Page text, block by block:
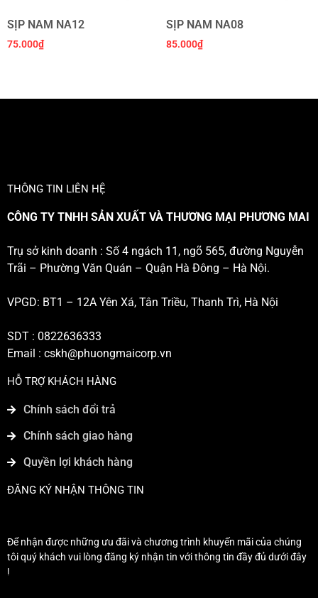
SỊP NAM NA12
75.000₫
SỊP NAM NA08
85.000₫
THÔNG TIN LIÊN HỆ
CÔNG TY TNHH SẢN XUẤT VÀ THƯƠNG MẠI PHƯƠNG MAI
Trụ sở kinh doanh : Số 4 ngách 11, ngõ 565, đường Nguyễn
Trãi – Phường Văn Quán – Quận Hà Đông – Hà Nội.
VPGD: BT1 – 12A Yên Xá, Tân Triều, Thanh Trì, Hà Nội
SDT : 0822636333
Email : cskh@phuongmaicorp.vn
HỖ TRỢ KHÁCH HÀNG
Chính sách đổi trả
Chính sách giao hàng
Quyền lợi khách hàng
ĐĂNG KÝ NHẬN THÔNG TIN
Để nhận được những ưu đãi và chương trình khuyến mãi của chúng
tôi quý khách vui lòng đăng ký nhận tin với thông tin đầy đủ dưới đây
!